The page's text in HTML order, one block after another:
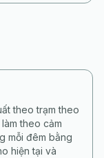
theo trạm theo
theo cảm
mỗi đêm bằng
hiện tại và